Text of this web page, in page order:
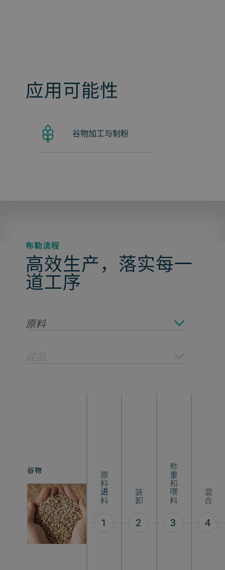
应用可能性
谷物加工与制粉
布勒流程
高效生产，落实每一
道工序
原料
谷物
原料进料
1
装卸
2
称重和喂料
3
混合
4
强化面粉